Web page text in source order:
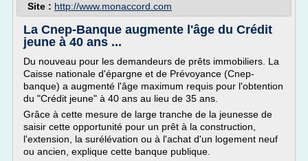
Site : http://www.monaccord.com
La Cnep-Banque augmente l'âge du Crédit
jeune à 40 ans ...
Du nouveau pour les demandeurs de prêts immobiliers. La
Caisse nationale d'épargne et de Prévoyance (Cnep-
banque) a augmenté l'âge maximum requis pour l'obtention
du "Crédit jeune" à 40 ans au lieu de 35 ans.
Grâce à cette mesure de large tranche de la jeunesse de
saisir cette opportunité pour un prêt à la construction,
l'extension, la surélévation ou à l'achat d'un logement neuf
ou ancien, explique cette banque publique.